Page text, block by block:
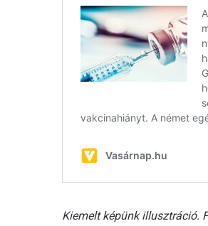
Kiemelt képünk illusztráció.